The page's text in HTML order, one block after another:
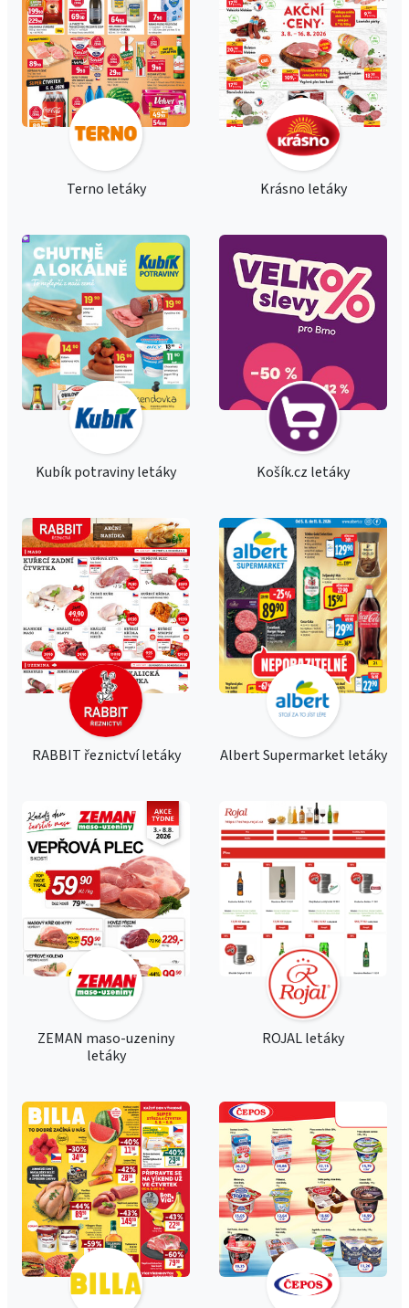
Terno letáky Krásno letáky
Kubík potraviny letáky Košík.cz letáky
RABBIT řeznictví letáky Albert Supermarket letáky
ZEMAN maso-uzeniny
letáky
ROJAL letáky